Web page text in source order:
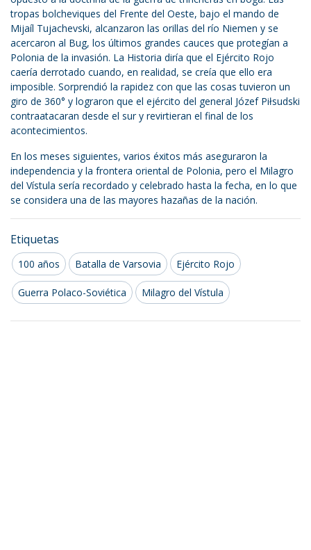
tropas bolcheviques del Frente del Oeste, bajo el mando de
Mijaíl Tujachevski, alcanzaron las orillas del río Niemen y se
acercaron al Bug, los últimos grandes cauces que protegían a
Polonia de la invasión. La Historia diría que el Ejército Rojo
caería derrotado cuando, en realidad, se creía que ello era
imposible. Sorprendió la rapidez con que las cosas tuvieron un
giro de 360° y lograron que el ejército del general Józef Piłsudski
contraatacaran desde el sur y revirtieran el final de los
acontecimientos.
En los meses siguientes, varios éxitos más aseguraron la
independencia y la frontera oriental de Polonia, pero el Milagro
del Vístula sería recordado y celebrado hasta la fecha, en lo que
se considera una de las mayores hazañas de la nación.
Etiquetas
100 años Batalla de Varsovia Ejército Rojo
Guerra Polaco-Soviética Milagro del Vístula